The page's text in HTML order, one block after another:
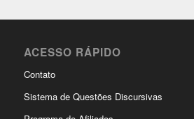
ACESSO RÁPIDO
Contato
Sistema de Questões Discursivas